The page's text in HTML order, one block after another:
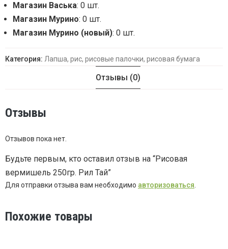
Магазин Васька: 0 шт.
Магазин Мурино: 0 шт.
Магазин Мурино (новый): 0 шт.
Категория: Лапша, рис, рисовые палочки, рисовая бумага
Отзывы (0)
Отзывы
Отзывов пока нет.
Будьте первым, кто оставил отзыв на “Рисовая
вермишель 250гр. Рил Тай”
Для отправки отзыва вам необходимо авторизоваться
Похожие товары